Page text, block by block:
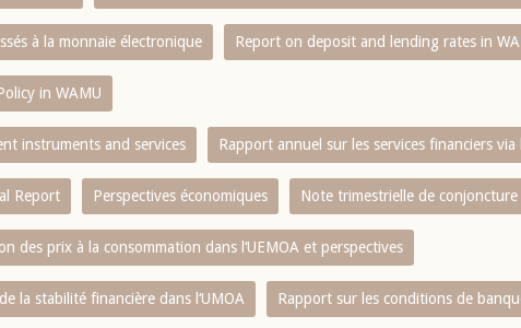
à la monnaie électronique Report on deposit and lending rates in
in WAMU
instruments and services Rapport annuel sur les services financiers
Report Perspectives économiques Note trimestrielle de conjoncture
des prix à la consommation dans l‘UEMOA et perspectives
la stabilité financière dans l‘UMOA Rapport sur les conditions de